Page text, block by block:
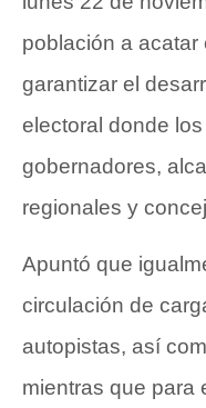
población a acatar
garantizar el
electoral donde
gobernadores,
regionales y
Apuntó que
circulación de
autopistas, así
mientras que para